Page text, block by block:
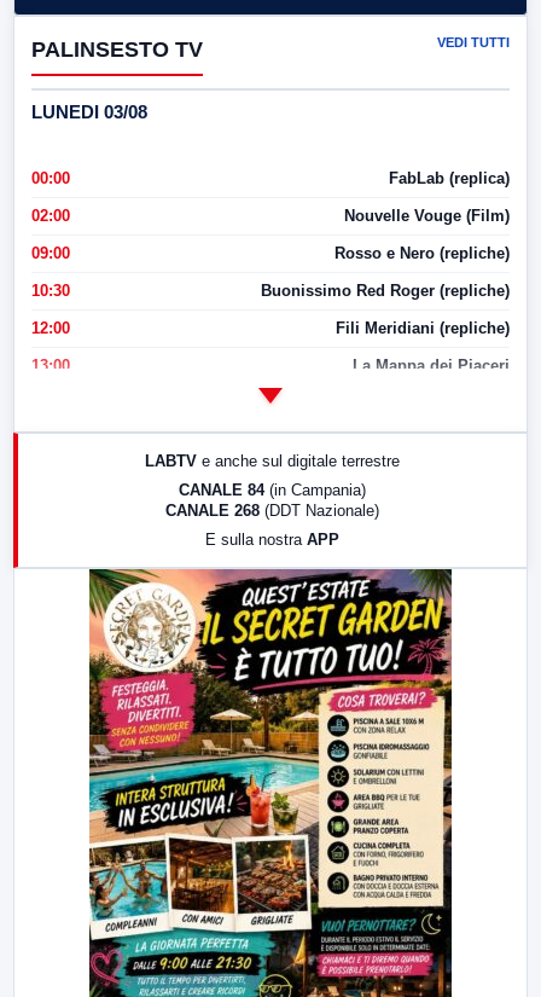
PALINSESTO TV VEDI TUTTI
LUNEDI 03/08
00:00 FabLab (replica)
02:00 Nouvelle Vouge (Film)
09:00 Rosso e Nero (repliche)
10:30 Buonissimo Red Roger (repliche)
12:00 Fili Meridiani (repliche)
13:00 La Mappa dei Piaceri
LabNews (replica)
LABTV e anche sul digitale terrestre
CANALE 84 (in Campania)
CANALE 268 (DDT Nazionale)
E sulla nostra APP